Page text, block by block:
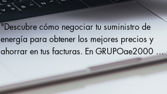
"Descubre cómo negociar tu suministro de
energía para obtener los mejores precios y
ahorrar en tus facturas. En GRUPOae2000
ofrecemos soluciones de eficiencia energética,
asesoría en la gestión de compras y acceso a
los mercados para optimizar tu consumo y